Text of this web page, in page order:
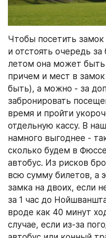
Чтобы посетить
и отстоять очередь
летом она может быть
причем и мест в
быть), а можно - за
забронировать
время и пройти
отдельную кассу. В
намного выгоднее -
сколько будем в
автобус. Из рисков
всю сумму билетов, а
замка на двоих, если
за 1 час до
вроде как 40 минут
случае, если из-за